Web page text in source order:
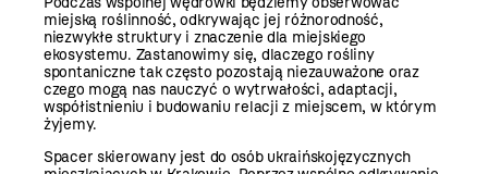
miejską roślinność, odkrywając jej różnorodność,
niezwykłe struktury i znaczenie dla miejskiego
ekosystemu. Zastanowimy się, dlaczego rośliny
spontaniczne tak często pozostają niezauważone oraz
czego mogą nas nauczyć o wytrwałości, adaptacji,
współistnieniu i budowaniu relacji z miejscem, w którym
żyjemy.
Spacer skierowany jest do osób ukraińskojęzycznych